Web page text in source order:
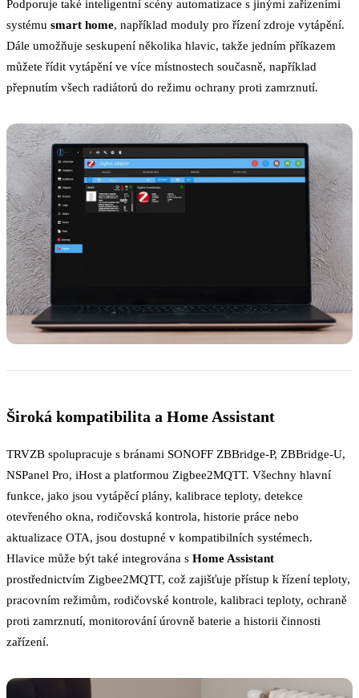
Podporuje také inteligentní scény automatizace s jinými zařízeními
systému smart home, například moduly pro řízení zdroje vytápění.
Dále umožňuje seskupení několika hlavic, takže jedním příkazem
můžete řídit vytápění ve více místnostech současně, například
přepnutím všech radiátorů do režimu ochrany proti zamrznutí.
Široká kompatibilita a Home Assistant
TRVZB spolupracuje s bránami SONOFF ZBBridge-P, ZBBridge-U,
NSPanel Pro, iHost a platformou Zigbee2MQTT. Všechny hlavní
funkce, jako jsou vytápěcí plány, kalibrace teploty, detekce
otevřeného okna, rodičovská kontrola, historie práce nebo
aktualizace OTA, jsou dostupné v kompatibilních systémech.
Hlavice může být také integrována s Home Assistant
prostřednictvím Zigbee2MQTT, což zajišťuje přístup k řízení teploty,
pracovním režimům, rodičovské kontrole, kalibraci teploty, ochraně
proti zamrznutí, monitorování úrovně baterie a historii činnosti
zařízení.